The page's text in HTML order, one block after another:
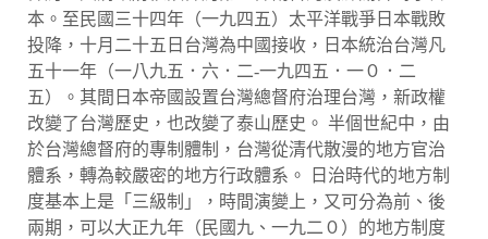
本。至民國三十四年（一九四五）太平洋戰爭日本戰敗
投降，十月二十五日台灣為中國接收，日本統治台灣凡
五十一年（一八九五．六．二-一九四五．一０．二
五）。其間日本帝國設置台灣總督府治理台灣，新政權
改變了台灣歷史，也改變了泰山歷史。 半個世紀中，由
於台灣總督府的專制體制，台灣從清代散漫的地方官治
體系，轉為較嚴密的地方行政體系。 日治時代的地方制
度基本上是「三級制」，時間演變上，又可分為前、後
兩期，可以大正九年（民國九、一九二０）的地方制度